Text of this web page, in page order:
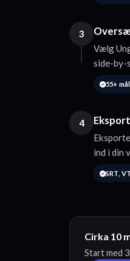
3
Vælg
side-by-
55+
4
ind i din
SRT,
Cirka 10
Start med